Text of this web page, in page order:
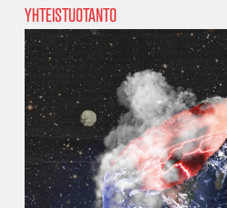
YHTEISTUOTANTO